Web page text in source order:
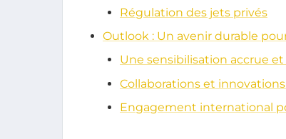
Régulation des jets privés
Outlook : Un avenir durable
Une sensibilisation accrue
Collaborations et
Engagement international